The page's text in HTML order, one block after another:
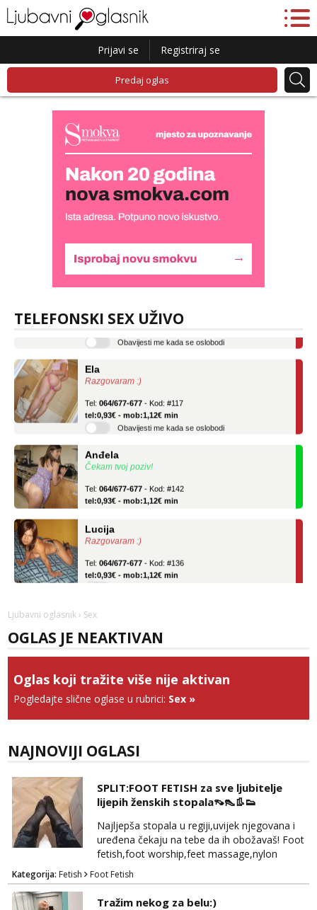
Prijavi se Registriraj se
Predaj oglas
TELEFONSKI SEX UŽIVO
Lucija
tel:0,93€ - mob:1,12€ min
Razgovaram :)
tel:0,93€ - mob:1,12€ min
Obavijesti me kada se oslobodi
Čekam tvoj poziv!
tel:0,93€ - mob:1,12€ min
Razgovaram :)
tel:0,93€ - mob:1,12€ min
Obavijesti me kada se oslobodi
Razgovaram :)
Tel: 064/677-677 - Kod: #117
Čekam tvoj poziv!
Ljubavni oglasnik › Sex
OGLAS JE NEAKTIVAN
Oglas koji tražite više nije aktivan
Pogledajte slične oglase u rubrici: Sex »
NAJNOVIJI OGLASI
SPLIT:FOOT FETISH za sve ljubitelje
lijepih ženskih stopala👡👠👢👟
Najljepša stopala u regiji,uvijek njegovana i
uređena čekaju na tebe da ih obožavaš! Foot
fetish,foot worship,feet massage,nylon
fetish,trampling... Ponedjeljak-subota:15-
20.30h. Samo za istinske obožavatelje ovog
fetisha,isključivo POZIV. Sex i sl.ISKLJUČENO!
Kategorija: Fetish Foot Fetish
Tražim nekog za belu:)